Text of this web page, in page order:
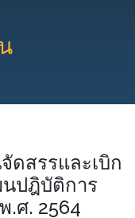
ดสรรและเบิก
ปฎิบัติการ
.ศ. 2564